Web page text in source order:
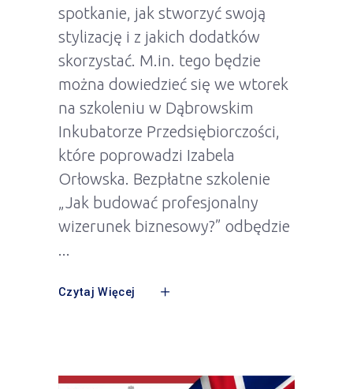
spotkanie, jak stworzyć swoją
stylizację i z jakich dodatków
skorzystać. M.in. tego będzie
można dowiedzieć się we wtorek
na szkoleniu w Dąbrowskim
Inkubatorze Przedsiębiorczości,
które poprowadzi Izabela
Orłowska. Bezpłatne szkolenie
„Jak budować profesjonalny
wizerunek biznesowy?” odbędzie
Czytaj Więcej